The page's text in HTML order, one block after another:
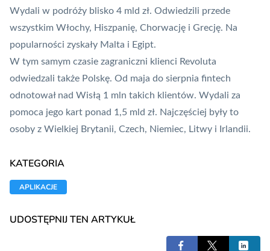
Wydali w podróży blisko 4 mld zł. Odwiedzili przede
wszystkim Włochy, Hiszpanię, Chorwację i Grecję. Na
popularności zyskały Malta i Egipt.
W tym samym czasie zagraniczni klienci Revoluta
odwiedzali także Polskę. Od maja do sierpnia fintech
odnotował nad Wisłą 1 mln takich klientów. Wydali za
pomoca jego kart ponad 1,5 mld zł. Najczęściej były to
osoby z Wielkiej Brytanii, Czech, Niemiec, Litwy i Irlandii.
KATEGORIA
APLIKACJE
UDOSTĘPNIJ TEN ARTYKUŁ